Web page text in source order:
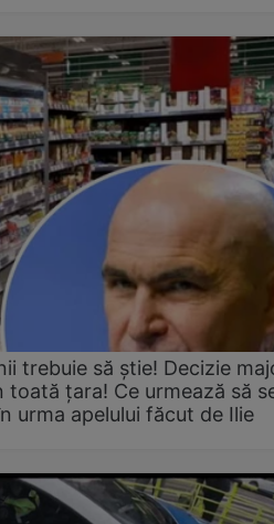
trebuie să știe! Decizie
țara! Ce urmează să
urma apelului făcut de Ilie